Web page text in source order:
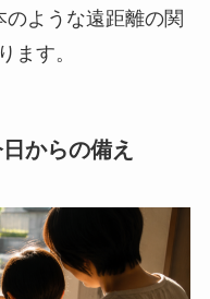
ような遠距離の関
ます。
からの備え